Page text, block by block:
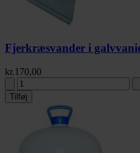
Fjerkræsvander i
kr.170,00
Tilføj